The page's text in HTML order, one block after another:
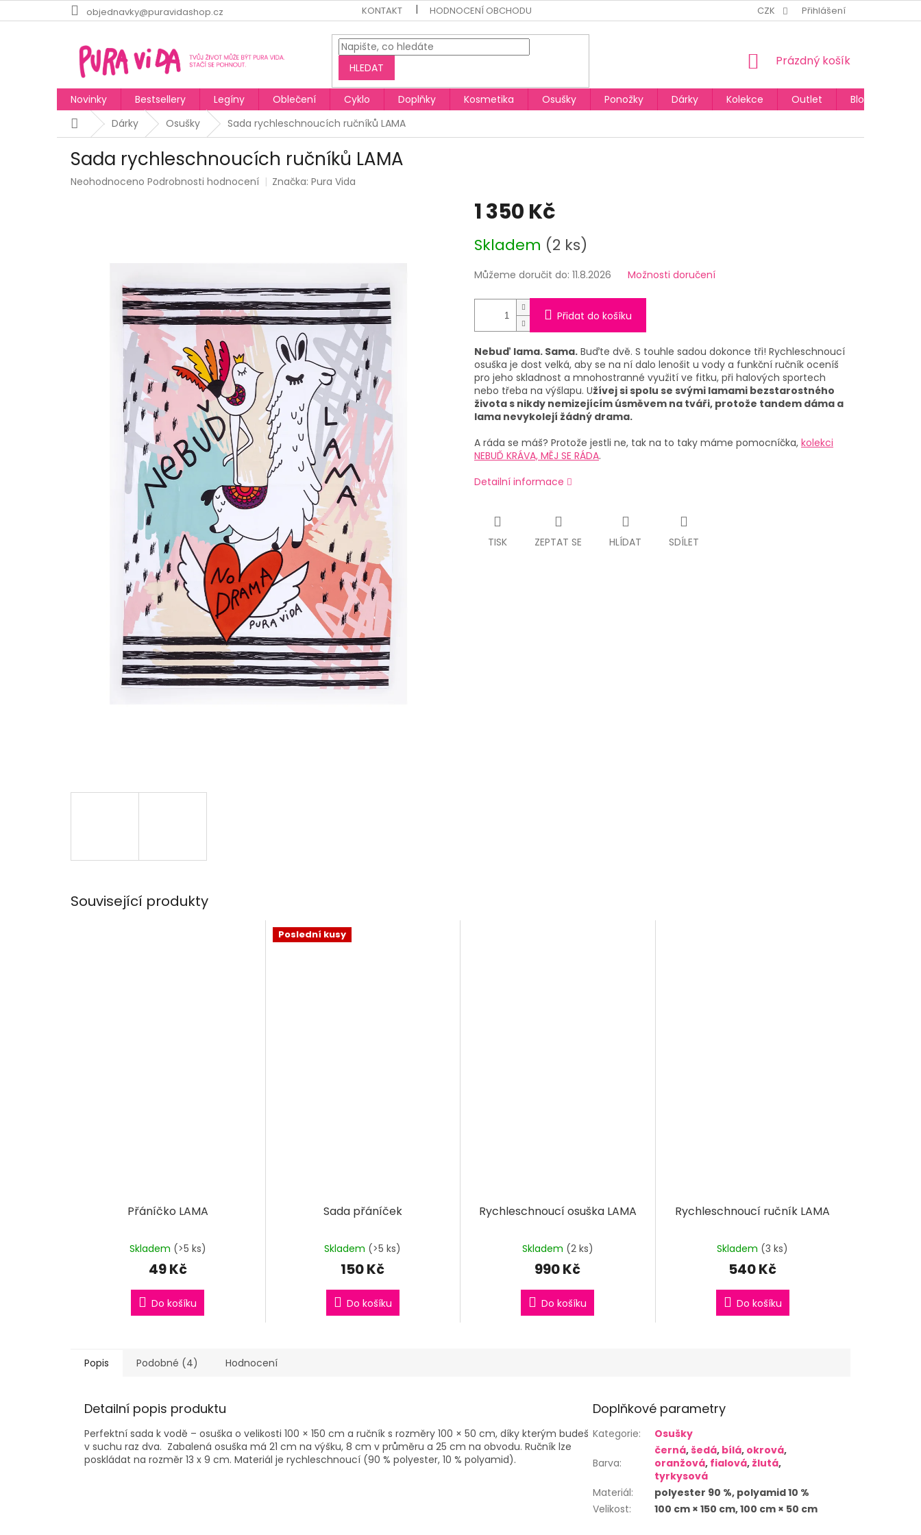
na
objednavky@puravidashop.cz KONTAKT HODNOCENÍ OBCHODU CZK Přihlášení
HLEDAT
NÁKUPNÍ
Prázdný košík
Novinky Bestsellery Legíny Oblečení Cyklo Doplňky Kosmetika Osušky Ponožky Dárky Kolekce Outlet
Blog
DomůDárky Osušky Sada rychleschnoucích ručníků LAMA
Sada rychleschnoucích ručníků LAMA
Průměrné
Neohodnoceno Podrobnosti hodnocení Značka:Pura Vida
1 350 Kč
cena:
Skladem (2 ks)
Můžeme doručit do: 11.8.2026 Možnosti doručení
Přidat do košíku
Nebuď lama. Sama. Buďte dvě. S touhle sadou dokonce tři! Rychleschnoucí
osuška je dost velká, aby se na ní dalo lenošit u vody a funkční ručník oceníš
pro jeho skladnost a mnohostranné využití ve fitku, při halových sportech
nebo třeba na výšlapu. Užívej si spolu se svými lamami bezstarostného
života s nikdy nemizejícím úsměvem na tváři, protože tandem dáma a
lama nevykolejí žádný drama.
A ráda se máš? Protože jestli ne, tak na to taky máme pomocníčka, kolekci
NEBUĎ KRÁVA, MĚJ SE RÁDA.
Detailní informace
TISK ZEPTAT SE HLÍDAT SDÍLET
Související produkty
Přáníčko LAMA
Skladem (>5 ks)
49 Kč
Do košíku
Poslední kusy
Sada přáníček
Skladem (>5 ks)
150 Kč
Do košíku
Rychleschnoucí osuška LAMA
Skladem (2 ks)
990 Kč
Do košíku
Rychleschnoucí ručník LAMA
Skladem (3 ks)
540 Kč
Do košíku
Popis Podobné (4) Hodnocení
Detailní popis produktu
Perfektní sada k vodě – osuška o velikosti 100 × 150 cm a ručník s rozměry 100 × 50 cm, díky kterým budeš
v suchu raz dva. Zabalená osuška má 21 cm na výšku, 8 cm v průměru a 25 cm na obvodu. Ručník lze
poskládat na rozměr 13 x 9 cm. Materiál je rychleschnoucí (90 % polyester, 10 % polyamid).
Doplňkové parametry
Kategorie: Osušky
Barva:
černá,šedá, bílá, okrová,
oranžová, fialová, žlutá,
tyrkysová
Materiál:
polyester 90 %, polyamid 10 %
Velikost: 100 cm × 150 cm, 100 cm × 50 cm